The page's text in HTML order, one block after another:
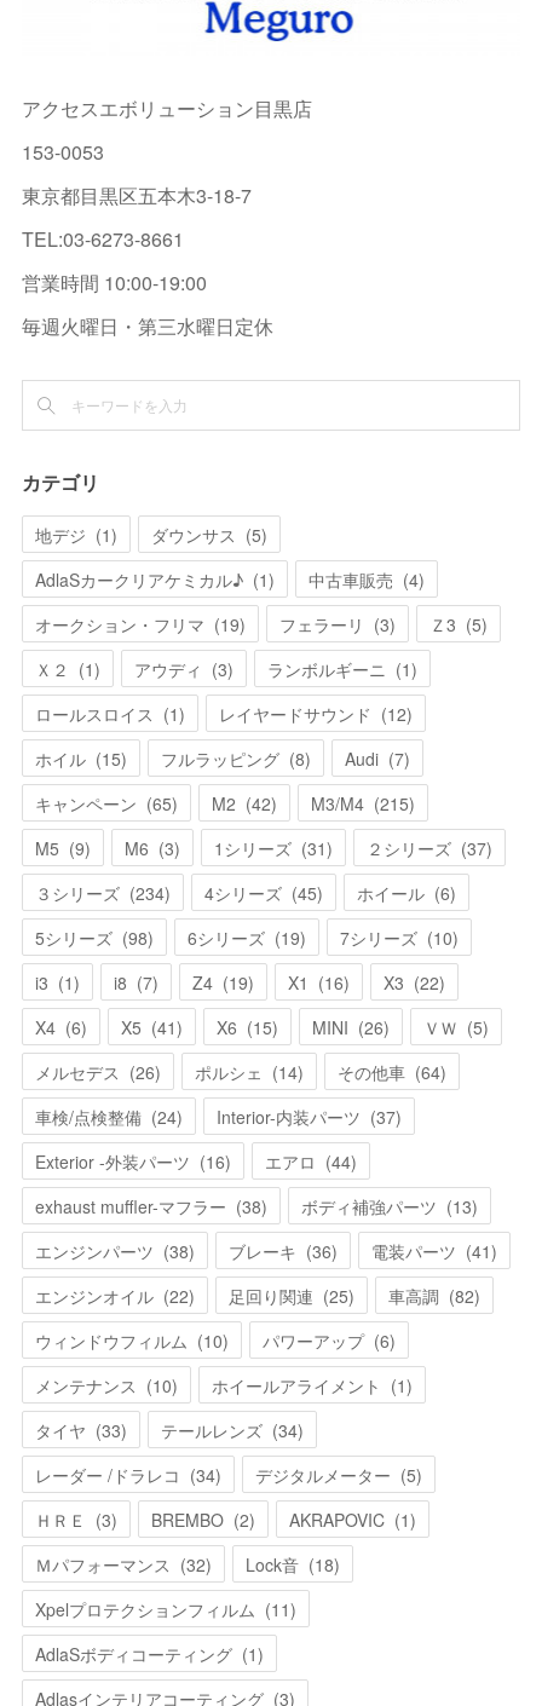
アクセスエボリューション目黒店
153-0053
東京都目黒区五本木3-18-7
TEL:03-6273-8661
営業時間 10:00-19:00
毎週火曜日・第三水曜日定休
カテゴリ
地デジ (1) ダウンサス (5)
AdlaSカークリアケミカル♪ (1) 中古車販売 (4)
オークション・フリマ (19) フェラーリ (3) Ｚ3 (5)
Ｘ２ (1) アウディ (3) ランボルギーニ (1)
ロールスロイス (1) レイヤードサウンド (12)
ホイル (15) フルラッピング (8) Audi (7)
キャンペーン (65) M2 (42) M3/M4 (215)
M5 (9) M6 (3) 1シリーズ (31) ２シリーズ (37)
３シリーズ (234) 4シリーズ (45) ホイール (6)
5シリーズ (98) 6シリーズ (19) 7シリーズ (10)
i3 (1) i8 (7) Z4 (19) X1 (16) X3 (22)
X4 (6) X5 (41) X6 (15) MINI (26) ＶＷ (5)
メルセデス (26) ポルシェ (14) その他車 (64)
車検/点検整備 (24) Interior-内装パーツ (37)
Exterior -外装パーツ (16) エアロ (44)
exhaust muffler-マフラー (38) ボディ補強パーツ (13)
エンジンパーツ (38) ブレーキ (36) 電装パーツ (41)
エンジンオイル (22) 足回り関連 (25) 車高調 (82)
ウィンドウフィルム (10) パワーアップ (6)
メンテナンス (10) ホイールアライメント (1)
タイヤ (33) テールレンズ (34)
レーダー /ドラレコ (34) デジタルメーター (5)
ＨＲＥ
(3) BREMBO (2) AKRAPOVIC (1)
Ｍパフォーマンス (32) Lock音 (18)
Xpelプロテクションフィルム (11)
AdlaSボディコーティング (1)
Adlasインテリアコーティング (3)